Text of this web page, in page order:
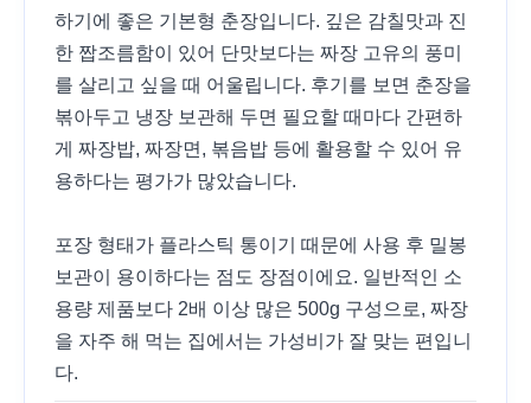
하기에 좋은 기본형 춘장입니다. 깊은 감칠맛과 진
한 짭조름함이 있어 단맛보다는 짜장 고유의 풍미
를 살리고 싶을 때 어울립니다. 후기를 보면 춘장을
볶아두고 냉장 보관해 두면 필요할 때마다 간편하
게 짜장밥, 짜장면, 볶음밥 등에 활용할 수 있어 유
용하다는 평가가 많았습니다.
포장 형태가 플라스틱 통이기 때문에 사용 후 밀봉
보관이 용이하다는 점도 장점이에요. 일반적인 소
용량 제품보다 2배 이상 많은 500g 구성으로, 짜장
을 자주 해 먹는 집에서는 가성비가 잘 맞는 편입니
다.